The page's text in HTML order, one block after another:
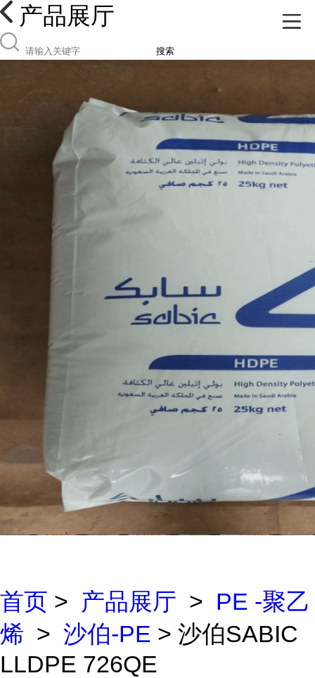
产品展厅
搜索
首页 > 产品展厅 > PE -聚乙
烯 > 沙伯-PE > 沙伯SABIC
LLDPE 726QE